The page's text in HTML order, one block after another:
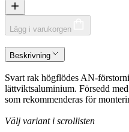
Lägg i varukorgen
Beskrivning
Svart rak högflödes AN-
lättviktsaluminium. Försedd
som rekommenderas för
Välj variant i scrollisten